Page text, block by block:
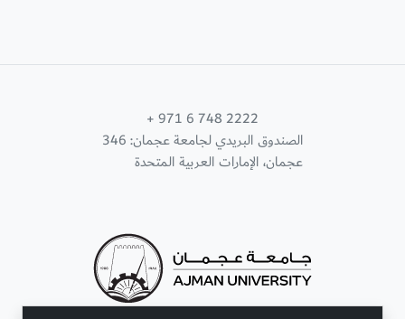
+ 971 6 748 2222
الصندوق البريدي لجامعة عجمان: 346
عجمان، الإمارات العربية المتحدة